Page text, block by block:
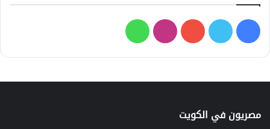
فيسبوك
تويتر يوتيوبانستقرامواتساب
مصريون في الكويت